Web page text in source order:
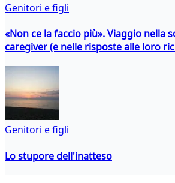
Genitori e figli
«Non ce la faccio più». Viaggio nella
caregiver (e nelle risposte alle loro
Genitori e figli
Lo stupore dell'inatteso